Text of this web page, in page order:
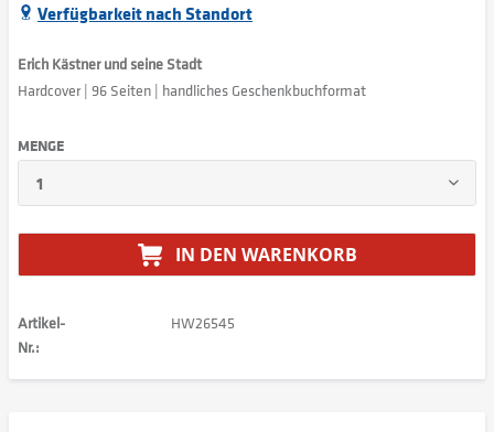
Verfügbarkeit nach Standort
Erich Kästner und seine Stadt
Hardcover | 96 Seiten | handliches Geschenkbuchformat
MENGE
IN DEN WARENKORB
Artikel-
Nr.:
HW26545